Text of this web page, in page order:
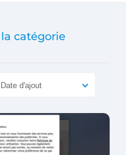
catégorie
Date d'ajout